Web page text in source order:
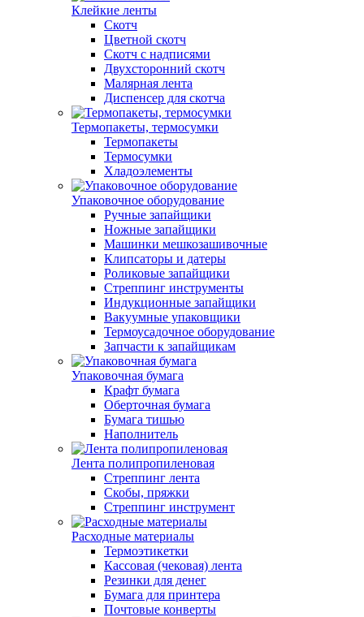
Клейкие ленты
Скотч
Цветной скотч
Скотч с надписями
Двухсторонний скотч
Малярная лента
Диспенсер для скотча
Термопакеты, термосумки
Термопакеты
Термосумки
Хладоэлементы
Упаковочное оборудование
Ручные запайщики
Ножные запайщики
Машинки мешкозашивочные
Клипсаторы и датеры
Роликовые запайщики
Стреппинг инструменты
Индукционные запайщики
Вакуумные упаковщики
Термоусадочное оборудование
Запчасти к запайщикам
Упаковочная бумага
Крафт бумага
Оберточная бумага
Бумага тишью
Наполнитель
Лента полипропиленовая
Стреппинг лента
Скобы, пряжки
Стреппинг инструмент
Расходные материалы
Термоэтикетки
Кассовая (чековая) лента
Резинки для денег
Бумага для принтера
Почтовые конверты